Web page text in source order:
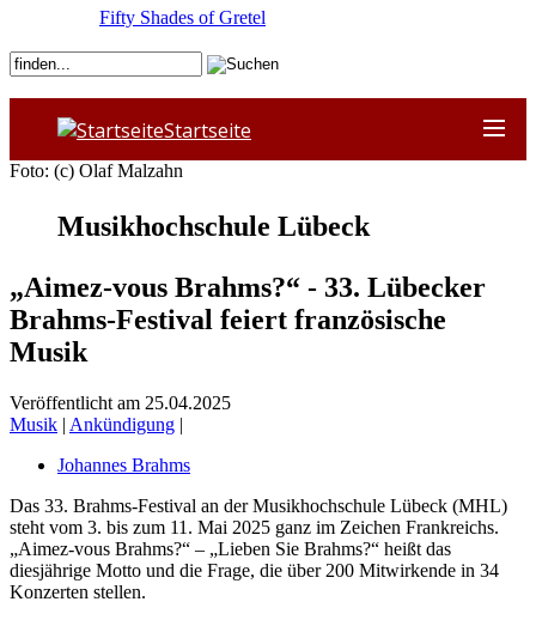
Startseite
Foto: (c) Olaf Malzahn
Musikhochschule Lübeck
„Aimez-vous Brahms?“ - 33. Lübecker
Brahms-Festival feiert französische
Musik
Veröffentlicht am 25.04.2025
Musik | Ankündigung |
Johannes Brahms
Das 33. Brahms-Festival an der Musikhochschule Lübeck (MHL)
steht vom 3. bis zum 11. Mai 2025 ganz im Zeichen Frankreichs.
„Aimez-vous Brahms?“ – „Lieben Sie Brahms?“ heißt das
diesjährige Motto und die Frage, die über 200 Mitwirkende in 34
Konzerten stellen.
Fifty Shades of Gretel